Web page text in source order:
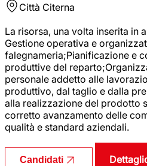
Città Citerna
La risorsa, una volta inserita in
Gestione operativa e
falegnameria;Pianificazione e
produttive del
personale addetto alle
produttivo, dal taglio e dalla
alla realizzazione del prodotto
corretto avanzamento delle
qualità e standard aziendali.
Candidati